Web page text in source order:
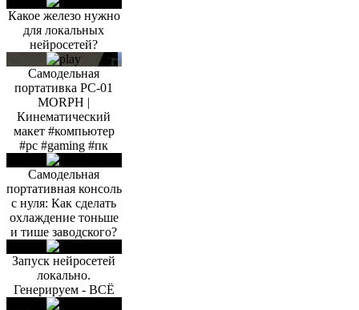
Какое железо нужно
для локальных
нейросетей?
Самодельная
портативка PC-01
MORPH |
Кинематический
макет #компьютер
#pc #gaming #пк
Самодельная
портативная консоль
с нуля: Как сделать
охлаждение тоньше
и тише заводского?
Запуск нейросетей
локально.
Генерируем - ВСЁ